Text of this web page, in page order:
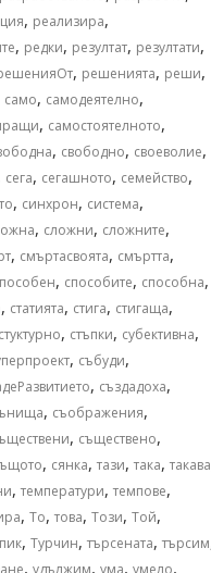
, реализира,
, редки, резултат, резултати,
, решенията, реши,
само, самодеятелно,
, самостоятелното,
, свободно, своеволие,
сега, сегашното, семейство,
, синхрон, система,
, сложни, сложните,
, смъртасвоята, смъртта,
, способите, способна,
, статията, стига, стигаща,
стуктурно, стъпки, субективна,
, събуди,
, създадоха,
, съображения,
, съществено,
, сянка, тази, така, такава
, температури, темпове,
, То, това, Този, Той,
, Турчин, търсената, търсим
, удължим, ума, умело,